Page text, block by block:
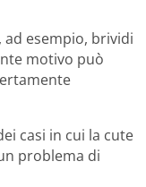
ad esempio, brividi
motivo può
casi in cui la cute
problema di